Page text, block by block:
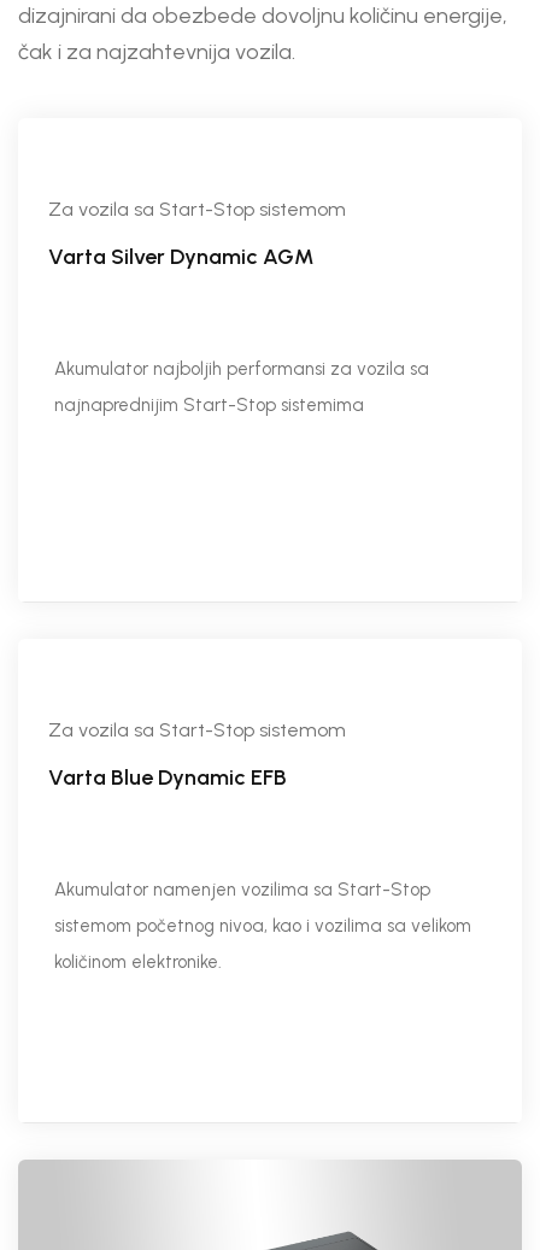
dizajnirani da obezbede dovoljnu količinu energije,
čak i za najzahtevnija vozila.
Za vozila sa Start-Stop sistemom
Varta Silver Dynamic AGM
Akumulator najboljih performansi za vozila sa
najnaprednijim Start-Stop sistemima
Za vozila sa Start-Stop sistemom
Varta Blue Dynamic EFB
Akumulator namenjen vozilima sa Start-Stop
sistemom početnog nivoa, kao i vozilima sa velikom
količinom elektronike.